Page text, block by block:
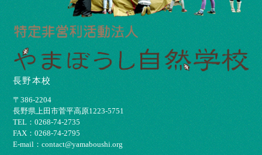
長野本校
〒386-2204
⻑野県上⽥市菅平⾼原1223-5751
TEL：0268-74-2735
FAX：0268-74-2795
E-mail：contact@yamaboushi.org